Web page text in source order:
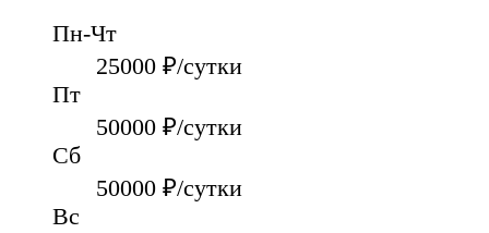
Пн-Чт
25000 ₽/сутки
Пт
50000 ₽/сутки
Сб
50000 ₽/сутки
Вс